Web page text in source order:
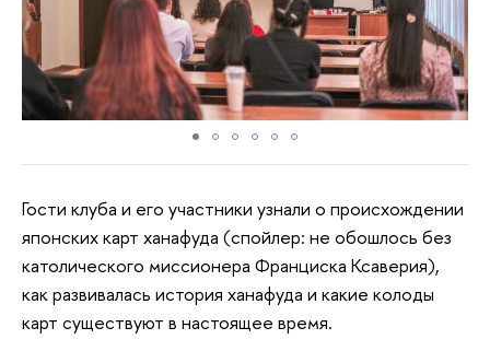
Гости клуба и его участники узнали о происхождении
японских карт ханафуда (спойлер: не обошлось без
католического миссионера Франциска Ксаверия),
как развивалась история ханафуда и какие колоды
карт существуют в настоящее время.